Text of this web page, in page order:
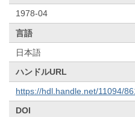
1978-04
言語
日本語
ハンドルURL
https://hdl.handle.net/11094/
DOI